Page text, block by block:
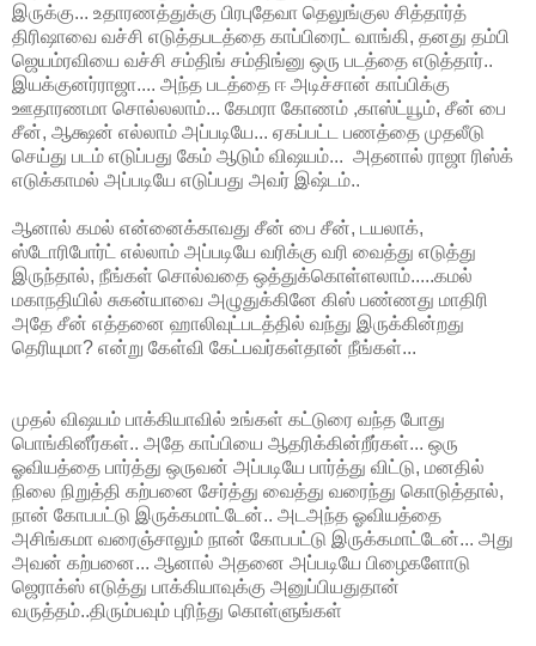
இருக்கு... உதாரணத்துக்கு பிரபுதேவா தெலுங்குல சித்தார்த்
திரிஷாவை வச்சி எடுத்தபடத்தை காப்பிரைட் வாங்கி, தனது தம்பி
ஜெயம்ரவியை வச்சி சம்திங் சம்திங்னு ஒரு படத்தை எடுத்தார்..
இயக்குனர்ராஜா.... அந்த படத்தை ஈ அடிச்சான் காப்பிக்கு
ஊதாரணமா சொல்லலாம்... கேமரா கோணம் ,காஸ்ட்யூம், சீன் பை
சீன், ஆக்ஷன் எல்லாம் அப்படியே... ஏகப்பட்ட பணத்தை முதலீடு
செய்து படம் எடுப்பது கேம் ஆடும் விஷயம்... அதனால் ராஜா ரிஸ்க்
எடுக்காமல் அப்படியே எடுப்பது அவர் இஷ்டம்..
ஆனால் கமல் என்னைக்காவது சீன் பை சீன், டயலாக்,
ஸ்டோரிபோர்ட் எல்லாம் அப்படியே வரிக்கு வரி வைத்து எடுத்து
இருந்தால், நீங்கள் சொல்வதை ஒத்துக்கொள்ளலாம்.....கமல்
மகாநதியில் சுகன்யாவை அழுதுக்கினே கிஸ் பண்ணது மாதிரி
அதே சீன் எத்தனை ஹாலிவுட்படத்தில் வந்து இருக்கின்றது
தெரியுமா? என்று கேள்வி கேட்பவர்கள்தான் நீங்கள்...
முதல் விஷயம் பாக்கியாவில் உங்கள் கட்டுரை வந்த போது
பொங்கினீர்கள்.. அதே காப்பியை ஆதரிக்கின்றீர்கள்... ஒரு
ஓவியத்தை பார்த்து ஒருவன் அப்படியே பார்த்து விட்டு, மனதில்
நிலை நிறுத்தி கற்பனை சேர்த்து வைத்து வரைந்து கொடுத்தால்,
நான் கோபபட்டு இருக்கமாட்டேன்.. அடஅந்த ஓவியத்தை
அசிங்கமா வரைஞ்சாலும் நான் கோபபட்டு இருக்கமாட்டேன்... அது
அவன் கற்பனை... ஆனால் அதனை அப்படியே பிழைகளோடு
ஜெராக்ஸ் எடுத்து பாக்கியாவுக்கு அனுப்பியதுதான்
வருத்தம்..திரும்பவும் புரிந்து கொள்ளுங்கள்